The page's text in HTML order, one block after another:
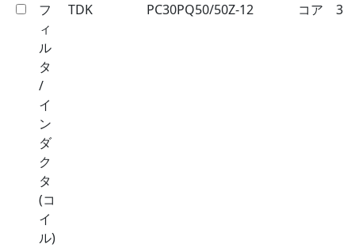
フ
ィ
ル
タ
/
イ
ン
ダ
ク
タ
(コ
イ
ル)
TDK PC30PQ50/50Z-12 コア 3